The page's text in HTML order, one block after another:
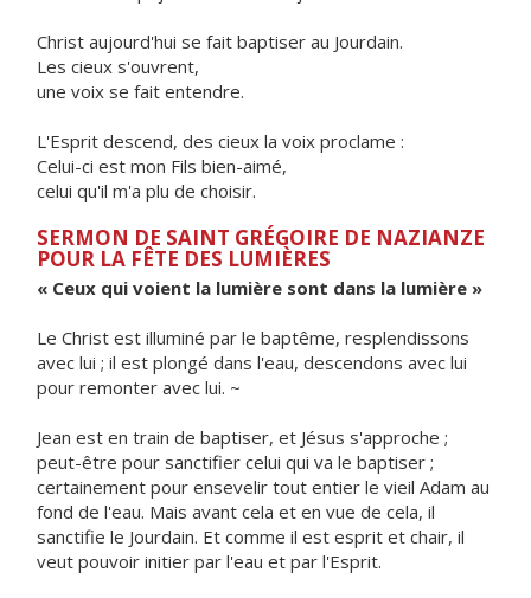
Christ aujourd'hui se fait baptiser au Jourdain.
Les cieux s'ouvrent,
une voix se fait entendre.
L'Esprit descend, des cieux la voix proclame :
Celui-ci est mon Fils bien-aimé,
celui qu'il m'a plu de choisir.
SERMON DE SAINT GRÉGOIRE DE NAZIANZE
POUR LA FÊTE DES LUMIÈRES
« Ceux qui voient la lumière sont dans la lumière »
Le Christ est illuminé par le baptême, resplendissons
avec lui ; il est plongé dans l'eau, descendons avec lui
pour remonter avec lui. ~
Jean est en train de baptiser, et Jésus s'approche ;
peut-être pour sanctifier celui qui va le baptiser ;
certainement pour ensevelir tout entier le vieil Adam au
fond de l'eau. Mais avant cela et en vue de cela, il
sanctifie le Jourdain. Et comme il est esprit et chair, il
veut pouvoir initier par l'eau et par l'Esprit.